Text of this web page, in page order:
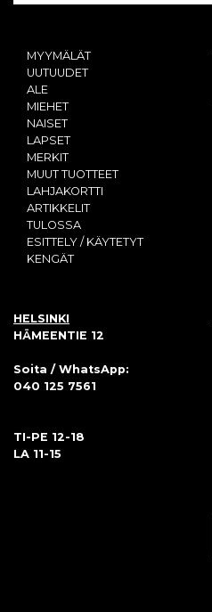
MYYMÄLÄT
UUTUUDET
ALE
MIEHET
NAISET
LAPSET
MERKIT
MUUT TUOTTEET
LAHJAKORTTI
ARTIKKELIT
TULOSSA
ESITTELY / KÄYTETYT
KENGÄT
HELSINKI
HÄMEENTIE 12
Soita / WhatsApp:
040 125 7561
TI-PE 12-18
LA 11-15